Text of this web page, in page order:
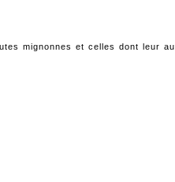
mignonnes et celles dont leur